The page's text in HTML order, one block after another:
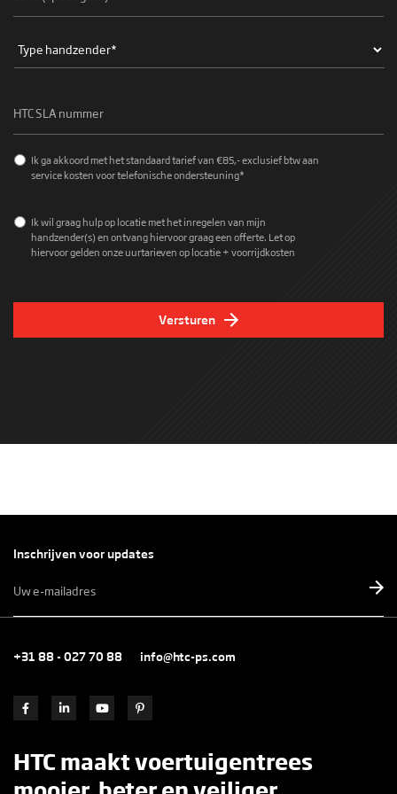
handzender *
nummer
Service
tarief *
Ik ga akkoord met het standaard tarief van €85,- exclusief btw aan
service kosten voor telefonische ondersteuning*
Op
locatie
Ik wil graag hulp op locatie met het inregelen van mijn
handzender(s) en ontvang hiervoor graag een offerte. Let op
hiervoor gelden onze uurtarieven op locatie + voorrijdkosten
Versturen
Inschrijven voor updates
mailadres *
+31 88 - 027 70 88 info@htc-ps.com
HTC maakt voertuigentrees